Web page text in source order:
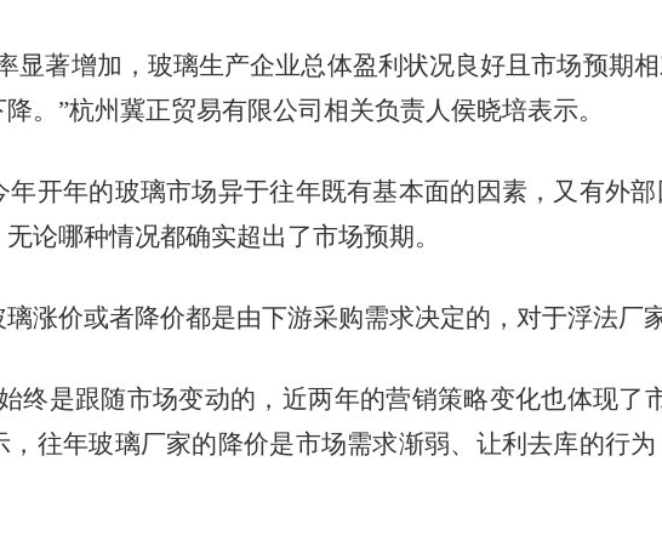
显著增加，玻璃生产企业总体盈利状况良好且市场预期
。”杭州冀正贸易有限公司相关负责人侯晓培表示。
开年的玻璃市场异于往年既有基本面的因素，又有外部
论哪种情况都确实超出了市场预期。
涨价或者降价都是由下游采购需求决定的，对于浮法厂
终是跟随市场变动的，近两年的营销策略变化也体现了
，往年玻璃厂家的降价是市场需求渐弱、让利去库的行